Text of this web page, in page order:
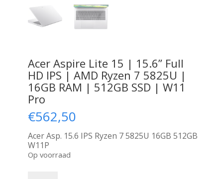
Acer Aspire Lite 15 | 15.6” Full
HD IPS | AMD Ryzen 7 5825U |
16GB RAM | 512GB SSD | W11
Pro
€562,50
Acer Asp. 15.6 IPS Ryzen 7 5825U 16GB 512GB
W11P
Op voorraad